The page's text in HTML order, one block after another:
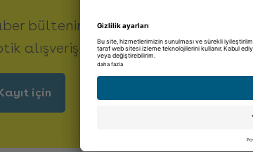
bültenine şimdi abone olun ve 20
alışveriş çeki kazanın.
için